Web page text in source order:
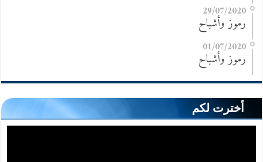
29/07/2020
رموز وأشباح
01/07/2020
رموز وأشباح
أخترت لكم